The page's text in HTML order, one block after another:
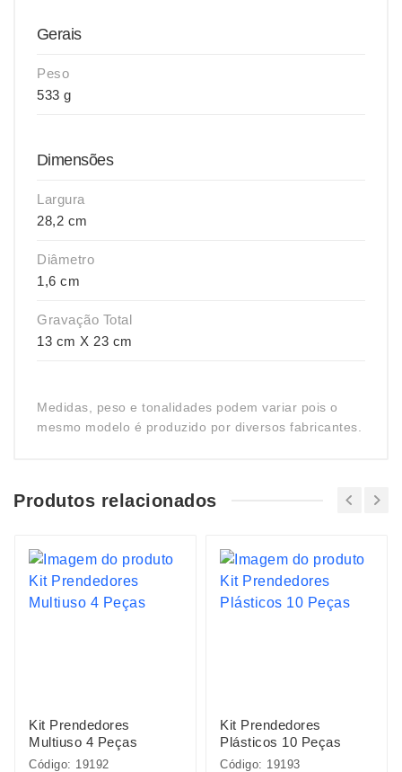
Gerais
Peso
533 g
Dimensões
Largura
28,2 cm
Diâmetro
1,6 cm
Gravação Total
13 cm X 23 cm
Medidas, peso e tonalidades podem variar pois o
mesmo modelo é produzido por diversos fabricantes.
Produtos relacionados
Kit Prendedores
Multiuso 4 Peças
Código: 19192
Kit Prendedores
Plásticos 10 Peças
Código: 19193